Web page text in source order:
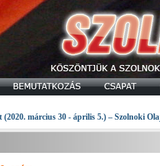
(2020. március 30 - április 5.) – Szolnoki